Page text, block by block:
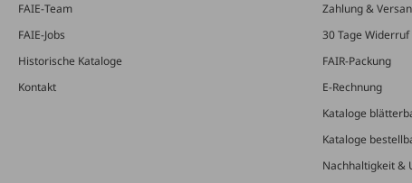
FAIE-Team
FAIE-Jobs
Historische Kataloge
Kontakt
Zahlung &
30 Tage Widerruf
FAIR-Packung
E-Rechnung
Kataloge
Kataloge
Nachhaltigkeit &